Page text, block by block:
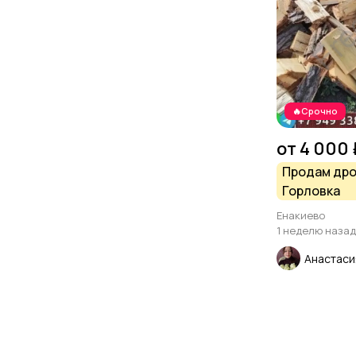
🔥Срочно
от 4 000
Продам
Горловка
Енакиево
1 неделю назад